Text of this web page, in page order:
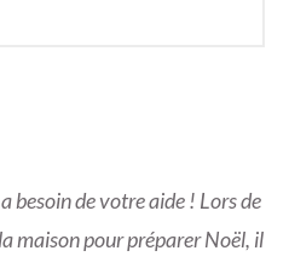
a besoin de votre aide ! Lors de
maison pour préparer Noël, il